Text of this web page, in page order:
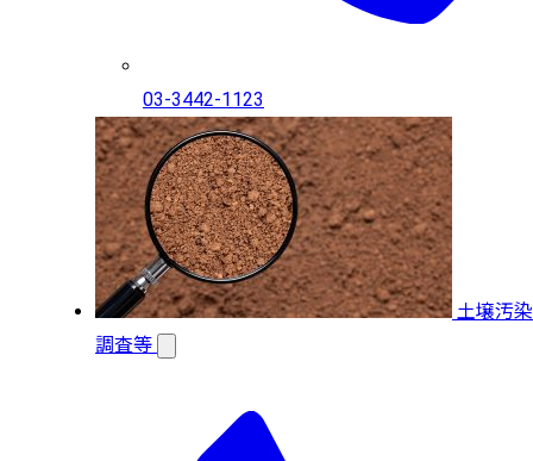
03-3442-1123
土壌汚染
調査等